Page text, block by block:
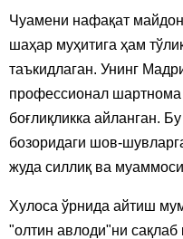
Чуамени нафақат
шаҳар муҳитига ҳам
таъкидлаган. Унинг
профессионал шартнома
боғлиқликка айланган.
бозоридаги шов-
жуда силлиқ ва
Хулоса ўрнида айтиш
"олтин авлоди"ни